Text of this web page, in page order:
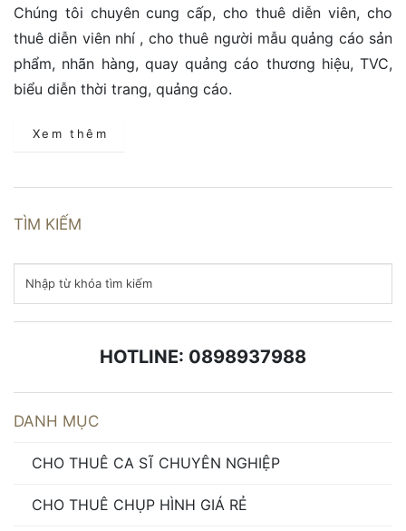
Chúng tôi chuyên cung cấp, cho thuê diễn viên, cho
thuê diễn viên nhí , cho thuê người mẫu quảng cáo sản
phẩm, nhãn hàng, quay quảng cáo thương hiệu, TVC,
biểu diễn thời trang, quảng cáo.
Xem thêm
TÌM KIẾM
HOTLINE: 0898937988
DANH MỤC
CHO THUÊ CA SĨ CHUYÊN NGHIỆP
CHO THUÊ CHỤP HÌNH GIÁ RẺ